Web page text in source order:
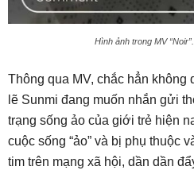
Hình ảnh trong MV
Thông qua MV, chắc hẳn không
lẽ Sunmi đang muốn nhắn gửi
trạng sống ảo của giới trẻ hiện
cuộc sống “ảo” và bị phụ thuộc
tim trên mạng xã hội, dần dần